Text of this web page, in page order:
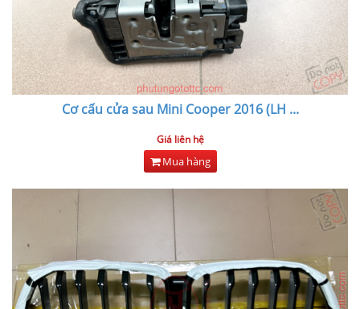
Cơ cấu cửa sau Mini Cooper 2016 (LH ...
Giá liên hệ
Mua hàng